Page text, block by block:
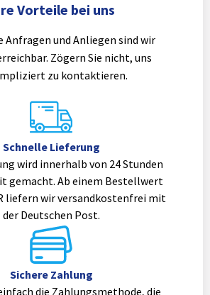
Vorteile bei uns
Anfragen und Anliegen sind wir
Zögern Sie nicht, uns
zu kontaktieren.
Schnelle Lieferung
wird innerhalb von 24 Stunden
gemacht. Ab einem Bestellwert
liefern wir versandkostenfrei mit
der Deutschen Post.
Sichere Zahlung
die Zahlungsmethode, die